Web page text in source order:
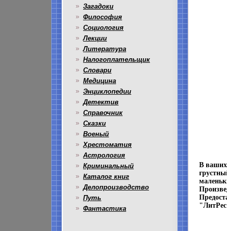
Загадоки
Философия
Социология
Лекции
Литература
Налогоплательщик
Словари
Медицина
Энциклопедии
Детектив
Справочник
Сказки
Военый
Хрестоматия
Астрология
Криминальный
Каталог книг
Делопроизводство
Путь
Фантастика
В ваших